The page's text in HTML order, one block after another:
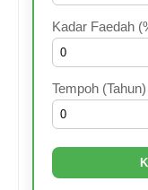
Kadar Faedah
Tempoh (Tahun)